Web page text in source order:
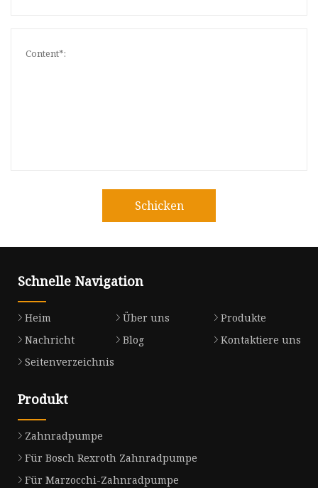
Schicken
Schnelle Navigation
Heim Über uns
Produkte
Nachricht
Blog
Kontaktiere uns
Seitenverzeichnis
Produkt
Zahnradpumpe
Für Bosch Rexroth Zahnradpumpe
Für Marzocchi-Zahnradpumpe